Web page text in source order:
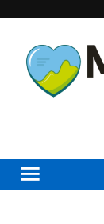
content